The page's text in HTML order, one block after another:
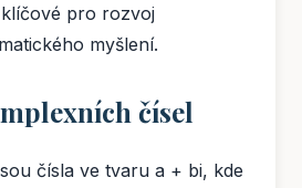
pro rozvoj
myšlení.
čísel
čísla ve tvaru a + bi, kde